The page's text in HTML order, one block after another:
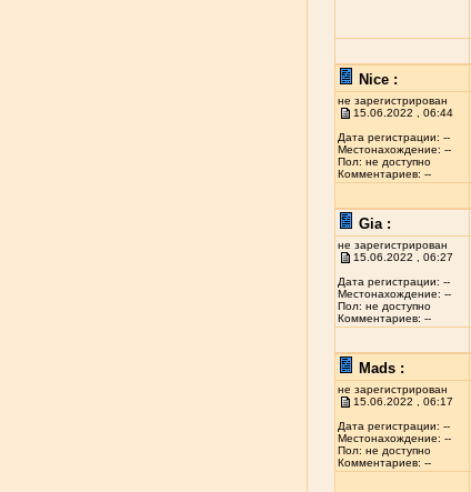
Nice :
не зарегистрирован
15.06.2022 , 06:44
Дата регистрации: --
Местонахождение: --
Пол: не доступно
Комментариев: --
Gia :
не зарегистрирован
15.06.2022 , 06:27
Дата регистрации: --
Местонахождение: --
Пол: не доступно
Комментариев: --
Mads :
не зарегистрирован
15.06.2022 , 06:17
Дата регистрации: --
Местонахождение: --
Пол: не доступно
Комментариев: --